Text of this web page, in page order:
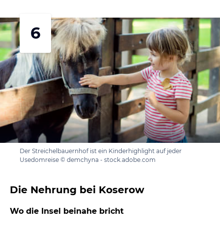
6
Der Streichelbauernhof ist ein Kinderhighlight auf jeder
Usedomreise © demchyna - stock.adobe.com
Die Nehrung bei Koserow
Wo die Insel beinahe bricht